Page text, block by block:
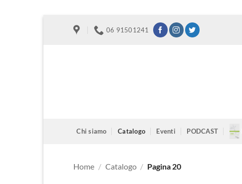
06 91501241
Chi siamo Catalogo Eventi PODCAST
Home / Catalogo / Pagina 20